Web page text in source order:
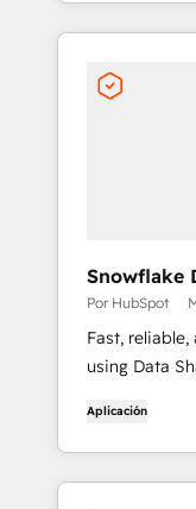
Snowflake
Por HubSpot
Fast,
using Data
Aplicación